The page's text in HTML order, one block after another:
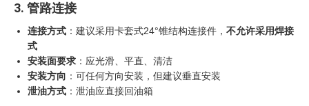
3. 管路连接
连接方式 ：建议采用卡套式24°锥结构连接件， 不允许采用焊接
式
安装面要求 ：应光滑、平直、清洁
安装方向 ：可任何方向安装，但建议垂直安装
泄油方式 ：泄油应直接回油箱